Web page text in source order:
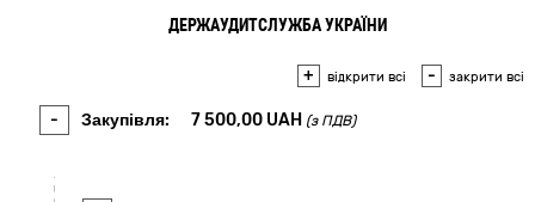
ДЕРЖАУДИТСЛУЖБА УКРАЇНИ
+ відкрити всі - закрити всі
- Закупівля: 7 500,00 UAH (з ПДВ)